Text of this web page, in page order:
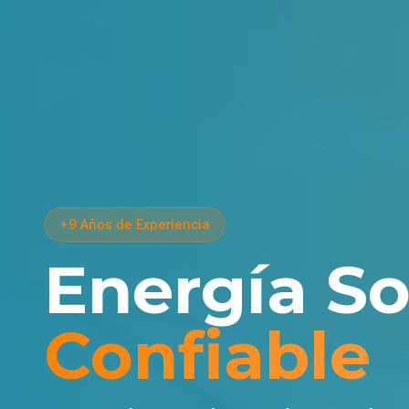
+9 Años de Experiencia
Energía
Confiable